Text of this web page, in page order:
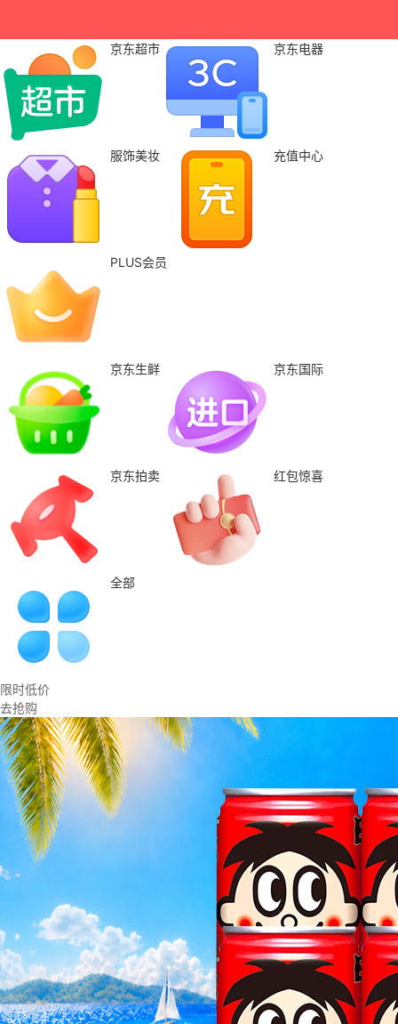
京东超市 京东电器
服饰美妆 充值中心
PLUS会员
京东生鲜 京东国际
京东拍卖 红包惊喜
全部
限时低价
去抢购